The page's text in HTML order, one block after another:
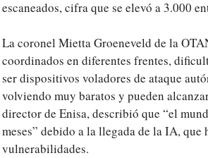
escaneados, cifra que se elevó a 3.000
La coronel Mietta Groeneveld de la
coordinados en diferentes frentes,
ser dispositivos voladores de ataque
volviendo muy baratos y pueden
director de Enisa, describió que “el
meses” debido a la llegada de la IA,
vulnerabilidades.